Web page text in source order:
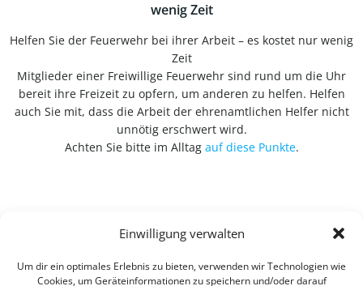
Einwilligung verwalten
Um dir ein optimales Erlebnis zu bieten, verwenden wir Technologien wie
Cookies, um Geräteinformationen zu speichern und/oder darauf
wenig Zeit
Helfen Sie der Feuerwehr bei ihrer Arbeit – es kostet nur wenig
Zeit
Mitglieder einer Freiwillige Feuerwehr sind rund um die Uhr
bereit ihre Freizeit zu opfern, um anderen zu helfen. Helfen
auch Sie mit, dass die Arbeit der ehrenamtlichen Helfer nicht
unnötig erschwert wird.
Achten Sie bitte im Alltag auf diese Punkte.